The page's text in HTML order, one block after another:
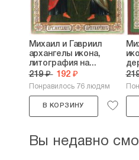
Михаил и Гавриил
архангелы икона,
литография на...
219 ₽ 192 ₽
Понравилось 76 людям
В КОРЗИНУ
Вы недавно